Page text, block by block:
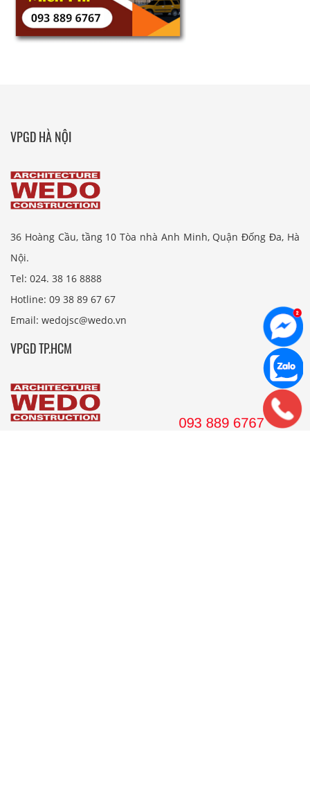
VPGD HÀ NỘI
36 Hoàng Cầu, tầng 10 Tòa nhà Anh Minh, Quận Đống Đa, Hà
Nội.
Tel: 024. 38 16 8888
Hotline: 09 38 89 67 67
Email: wedojsc@wedo.vn
VPGD TP.HCM